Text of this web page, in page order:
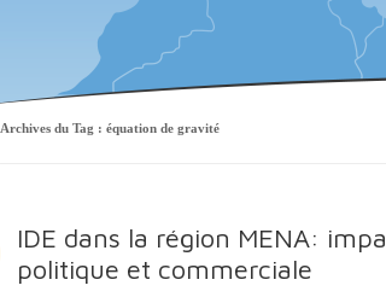
Archives du Tag : équation de gravité
IDE dans la région MENA:
politique et commerciale